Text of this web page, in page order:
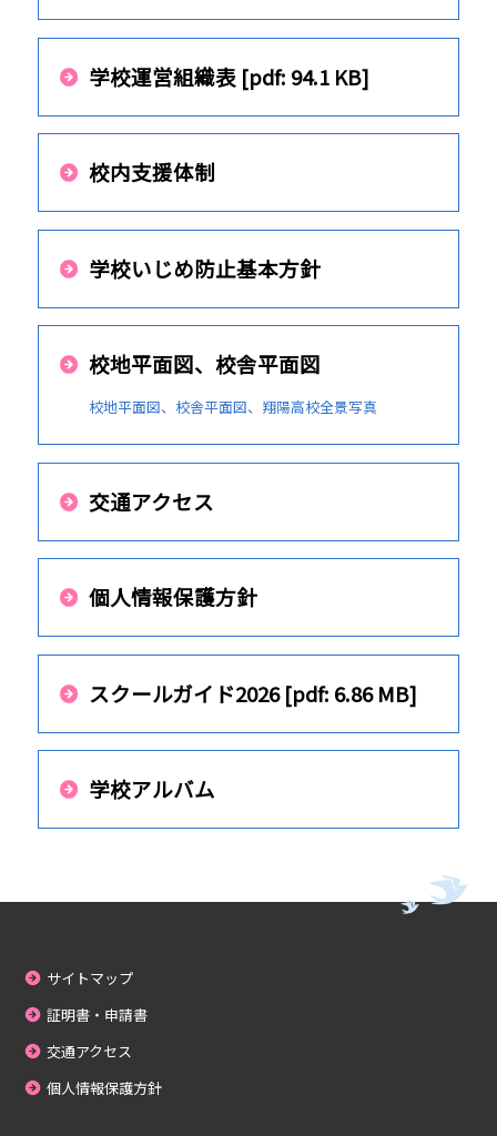
学校運営組織表 [pdf: 94.1 KB]
校内支援体制
学校いじめ防止基本方針
校地平面図、校舎平面図
校地平面図、校舎平面図、翔陽高校全景写真
交通アクセス
個人情報保護方針
スクールガイド2026 [pdf: 6.86 MB]
学校アルバム
サイトマップ
証明書・申請書
交通アクセス
個人情報保護方針